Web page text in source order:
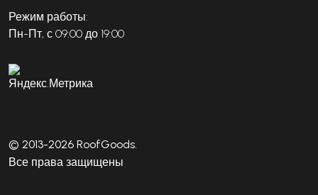
Режим работы:
Пн-Пт, с 09:00 до 19:00
© 2013-2026 RoofGoods.
Все права защищены